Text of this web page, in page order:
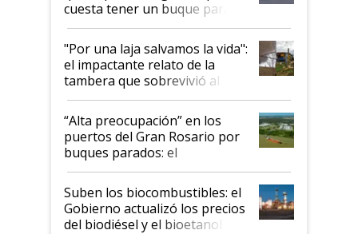
cuesta tener un buque parado
y el peligro de que Argentina
pase a ser "país sucio"
"Por una laja salvamos la vida":
el impactante relato de la
tambera que sobrevivió al
tornado
“Alta preocupación” en los
puertos del Gran Rosario por
buques parados: el
funcionamiento de las
exportadoras en tensión tras
la medida de fuerza de los
prácticos
Suben los biocombustibles: el
Gobierno actualizó los precios
del biodiésel y el bioetanol